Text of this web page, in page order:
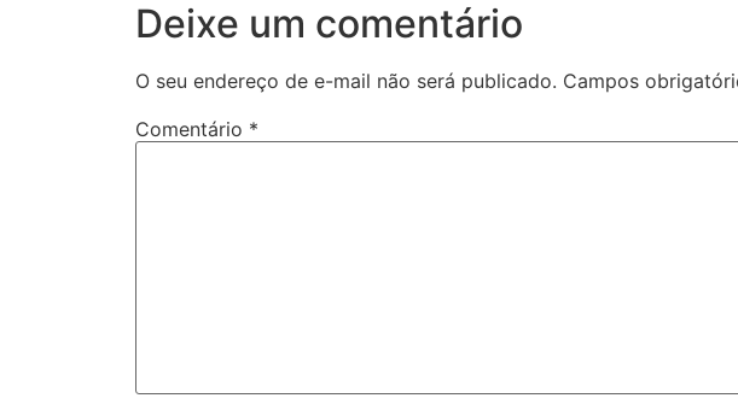
Deixe um comentário
O seu endereço de e-mail não será publicado. Campos
Comentário *